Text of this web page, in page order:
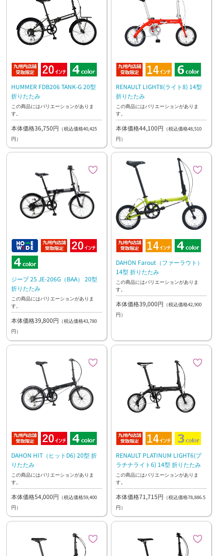
HUMMER FDB206 TANK-G 20型
折りたたみ
この商品にはバリエーションがありま
す。
本体価格36,750円 （税込価格40,425
円）
RENAULT LIGHT8(ライト8) 14型
折りたたみ
この商品にはバリエーションがありま
す。
本体価格44,100円 （税込価格48,510
円）
ジープ 25 JE-206G（BAA） 20型
折りたたみ
この商品にはバリエーションがありま
す。
本体価格39,800円 （税込価格43,780
円）
DAHON Farout（ファーラウト）
14型 折りたたみ
この商品にはバリエーションがありま
す。
本体価格39,000円 （税込価格42,900
円）
DAHON HIT（ヒットD6) 20型 折
りたたみ
この商品にはバリエーションがありま
す。
本体価格54,000円 （税込価格59,400
円）
RENAULT PLATINUM LIGHT6(プ
ラチナライト6) 14型 折りたたみ
この商品にはバリエーションがありま
す。
本体価格71,715円 （税込価格78,886.5
円）